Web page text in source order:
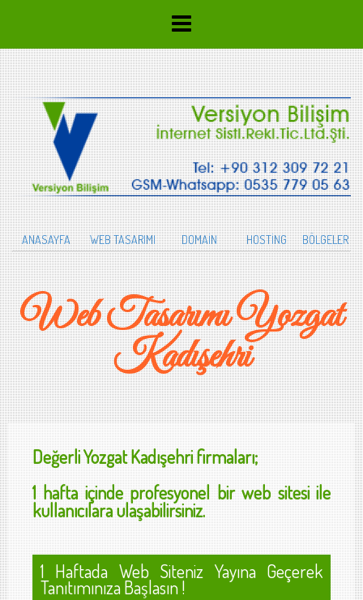
ANASAYFA WEB TASARIMI DOMAİN HOSTİNG BÖLGELER
Web Tasarımı Yozgat
Kadışehri
DeğerliYozgat Kadışehrifirmaları;
1 hafta içinde profesyonel bir web sitesi ile
kullanıcılara ulaşabilirsiniz.
1 Haftada Web Siteniz Yayına Geçerek
Tanıtımınıza Başlasın !